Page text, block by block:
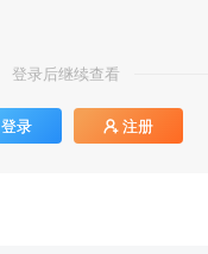
登录后继续查看
登录 注册